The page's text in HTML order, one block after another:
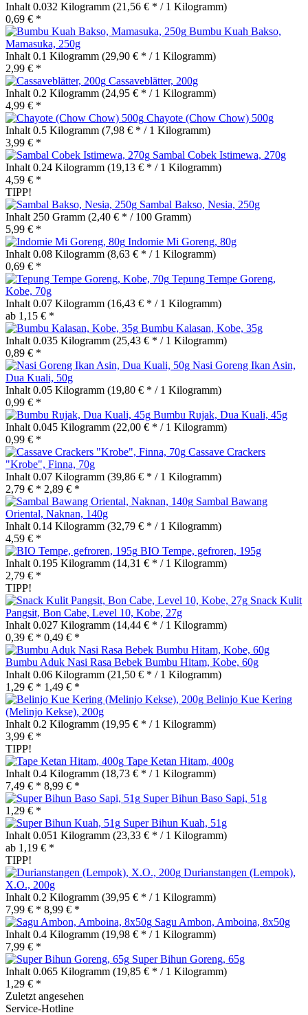
Inhalt 0.032 Kilogramm (21,56 € * / 1 Kilogramm)
0,69 € *
Bumbu Kuah Bakso,
Mamasuka, 250g
Inhalt 0.1 Kilogramm (29,90 € * / 1 Kilogramm)
2,99 € *
Cassaveblätter, 200g
Inhalt 0.2 Kilogramm (24,95 € * / 1 Kilogramm)
4,99 € *
Chayote (Chow Chow) 500g
Inhalt 0.5 Kilogramm (7,98 € * / 1 Kilogramm)
3,99 € *
Sambal Cobek Istimewa, 270g
Inhalt 0.24 Kilogramm (19,13 € * / 1 Kilogramm)
4,59 € *
TIPP!
Sambal Bakso, Nesia, 250g
Inhalt 250 Gramm (2,40 € * / 100 Gramm)
5,99 € *
Indomie Mi Goreng, 80g
Inhalt 0.08 Kilogramm (8,63 € * / 1 Kilogramm)
0,69 € *
Tepung Tempe Goreng,
Kobe, 70g
Inhalt 0.07 Kilogramm (16,43 € * / 1 Kilogramm)
ab 1,15 € *
Bumbu Kalasan, Kobe, 35g
Inhalt 0.035 Kilogramm (25,43 € * / 1 Kilogramm)
0,89 € *
Nasi Goreng Ikan Asin,
Dua Kuali, 50g
Inhalt 0.05 Kilogramm (19,80 € * / 1 Kilogramm)
0,99 € *
Bumbu Rujak, Dua Kuali, 45g
Inhalt 0.045 Kilogramm (22,00 € * / 1 Kilogramm)
0,99 € *
Cassave Crackers
"Krobe", Finna, 70g
Inhalt 0.07 Kilogramm (39,86 € * / 1 Kilogramm)
2,79 € * 2,89 € *
Sambal Bawang
Oriental, Naknan, 140g
Inhalt 0.14 Kilogramm (32,79 € * / 1 Kilogramm)
4,59 € *
BIO Tempe, gefroren, 195g
Inhalt 0.195 Kilogramm (14,31 € * / 1 Kilogramm)
2,79 € *
TIPP!
Snack Kulit
Pangsit, Bon Cabe, Level 10, Kobe, 27g
Inhalt 0.027 Kilogramm (14,44 € * / 1 Kilogramm)
0,39 € * 0,49 € *
Bumbu Aduk Nasi Rasa Bebek Bumbu Hitam, Kobe, 60g
Inhalt 0.06 Kilogramm (21,50 € * / 1 Kilogramm)
1,29 € * 1,49 € *
Belinjo Kue Kering
(Melinjo Kekse), 200g
Inhalt 0.2 Kilogramm (19,95 € * / 1 Kilogramm)
3,99 € *
TIPP!
Tape Ketan Hitam, 400g
Inhalt 0.4 Kilogramm (18,73 € * / 1 Kilogramm)
7,49 € * 8,99 € *
Super Bihun Baso Sapi, 51g
1,29 € *
Super Bihun Kuah, 51g
Inhalt 0.051 Kilogramm (23,33 € * / 1 Kilogramm)
ab 1,19 € *
TIPP!
Durianstangen (Lempok),
X.O., 200g
Inhalt 0.2 Kilogramm (39,95 € * / 1 Kilogramm)
7,99 € * 8,99 € *
Sagu Ambon, Amboina, 8x50g
Inhalt 0.4 Kilogramm (19,98 € * / 1 Kilogramm)
7,99 € *
Super Bihun Goreng, 65g
Inhalt 0.065 Kilogramm (19,85 € * / 1 Kilogramm)
1,29 € *
Zuletzt angesehen
Service-Hotline